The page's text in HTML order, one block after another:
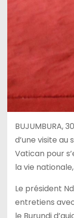
BUJUMBURA,
d’une visite
Vatican pour
la vie
Le président
entretiens